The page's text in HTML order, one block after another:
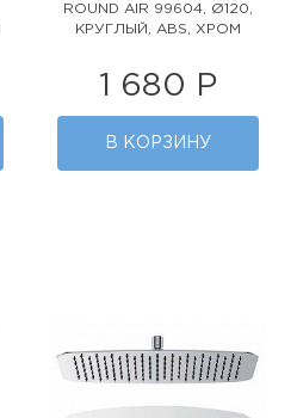
ROUND AIR 99604, Ø120,
КРУГЛЫЙ, ABS, ХРОМ
1 680 Р
В КОРЗИНУ